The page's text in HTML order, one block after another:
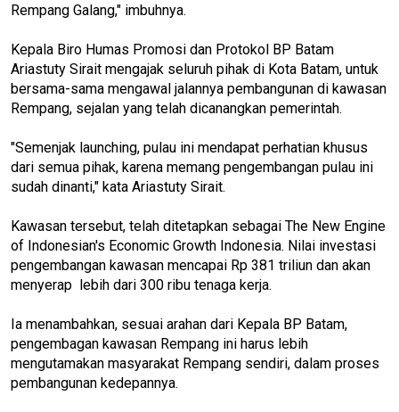
Rempang Galang," imbuhnya.
Kepala Biro Humas Promosi dan Protokol BP Batam
Ariastuty Sirait mengajak seluruh pihak di Kota Batam, untuk
bersama-sama mengawal jalannya pembangunan di kawasan
Rempang, sejalan yang telah dicanangkan pemerintah.
"Semenjak launching, pulau ini mendapat perhatian khusus
dari semua pihak, karena memang pengembangan pulau ini
sudah dinanti," kata Ariastuty Sirait.
Kawasan tersebut, telah ditetapkan sebagai The New Engine
of Indonesian's Economic Growth Indonesia. Nilai investasi
pengembangan kawasan mencapai Rp 381 triliun dan akan
menyerap lebih dari 300 ribu tenaga kerja.
Ia menambahkan, sesuai arahan dari Kepala BP Batam,
pengembagan kawasan Rempang ini harus lebih
mengutamakan masyarakat Rempang sendiri, dalam proses
pembangunan kedepannya.